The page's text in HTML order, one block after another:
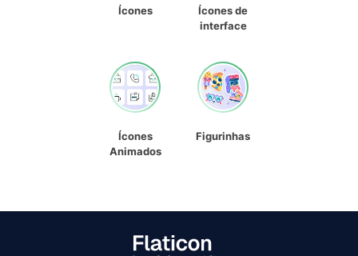
Ícones
Ícones de
interface
Ícones
Animados
Figurinhas